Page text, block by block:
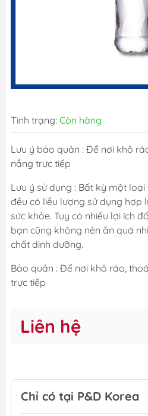
Tình trạng: Còn hàng
Lưu ý bảo quản : Để nơi khô
nắng trực tiếp
Lưu ý sử dụng : Bất kỳ một
đều có liều lượng sử dụng hợp
sức khỏe. Tuy có nhiều lợi ích
bạn cũng không nên ăn quá
chất dinh dưỡng.
Bảo quản : Để nơi khô ráo,
trực tiếp
Liên hệ
Chỉ có tại P&D Korea